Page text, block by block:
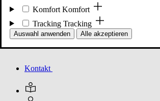
Unsere Meldungen
Kontakt
Komfort Komfort
Tracking Tracking
Auswahl anwenden Alle akzeptieren